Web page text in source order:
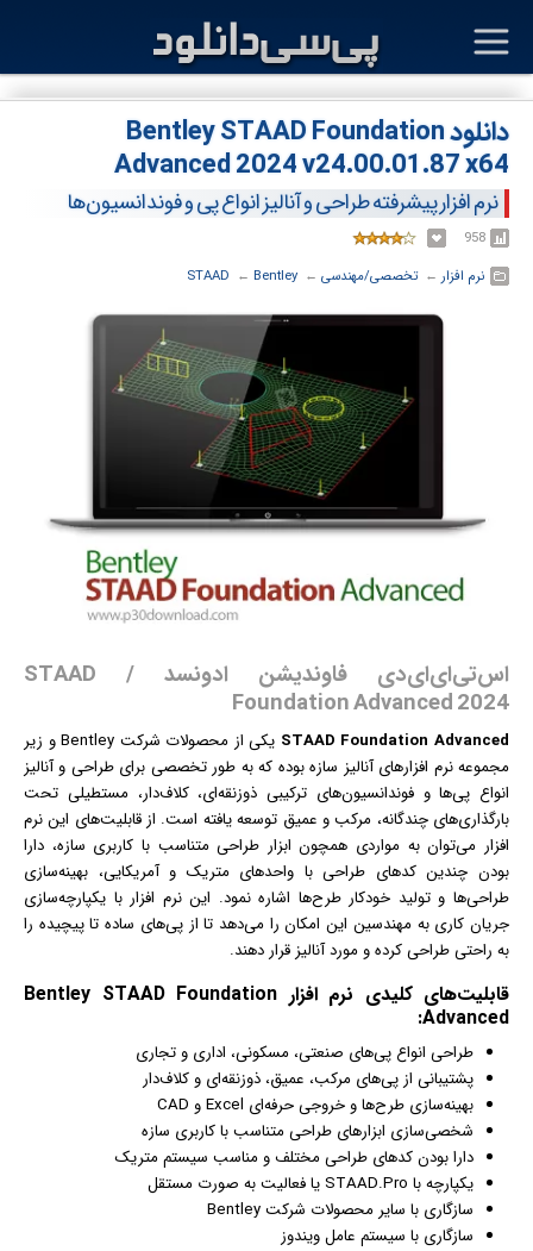
دانلود Bentley STAAD Foundation
Advanced 2024 v24.00.01.87 x64
نرم افزار پیشرفته طراحی و آنالیز انواع پی‌ و فوندانسیون‌ها
958
نرم افزار ← ‏تخصصی/مهندسی ← ‏
Bentley
← ‏
STAAD
اس‌تی‌ای‌ای‌دی فاوندیشن ادونسد / STAAD
Foundation Advanced 2024
STAAD Foundation Advanced
یکی از محصولات شرکت Bentley و زیر
مجموعهنرم افزارهای آنالیز سازه بوده که به طور تخصصی برای طراحی و آنالیز
انواع پی‌ها و فوندانسیون‌های ترکیبی ذوزنقه‌ای، کلاف‌دار، مستطیلی تحت
بارگذاری‌های چندگانه، مرکب و عمیق توسعه یافته است. از قابلیت‌های این نرم
افزار می‌توان به مواردی همچون ابزار طراحی متناسب با کاربری سازه، دارا
بودن چندین کدهای طراحی با واحدهای متریک و آمریکایی، بهینه‌سازی
طراحی‌ها و تولید خودکار طرح‌ها اشاره نمود. این نرم افزار با یکپارچه‌سازی
جریان کاری به مهندسین این امکان را می‌دهد تا از پی‌های ساده تا پیچیده را
به راحتی طراحی کرده و مورد آنالیز قرار دهند.
قابلیت‌‌های کلیدی نرم افزار Bentley STAAD Foundation
Advanced:
طراحی انواع پی‌های صنعتی، مسکونی، اداری و تجاری
پشتیبانی از پی‌های مرکب، عمیق، ذوزنقه‌ای و کلاف‌دار
بهینه‌سازی طرح‌ها و خروجی حرفه‌ای Excel و CAD
شخصی‌سازی ابزارهای طراحی متناسب با کاربری سازه
دارا بودن کدهای طراحی مختلف و مناسب سیستم متریک
یکپارچه با STAAD.Pro یا فعالیت به صورت مستقل
سازگاری با سایر محصولات شرکت Bentley
سازگاری با سیستم عاملویندوز